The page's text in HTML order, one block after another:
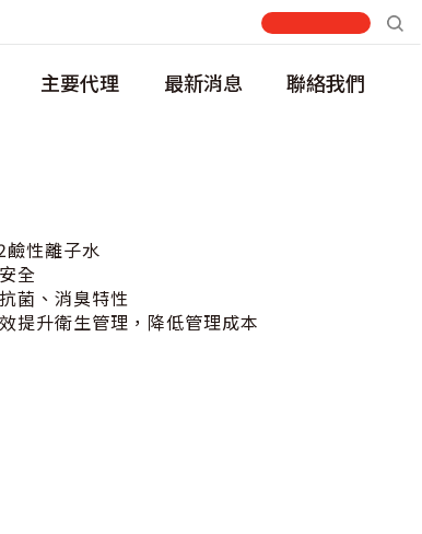
主要代理 最新消息 聯絡我們
性離子水
全
菌、消臭特性
提升衛生管理，降低管理成本